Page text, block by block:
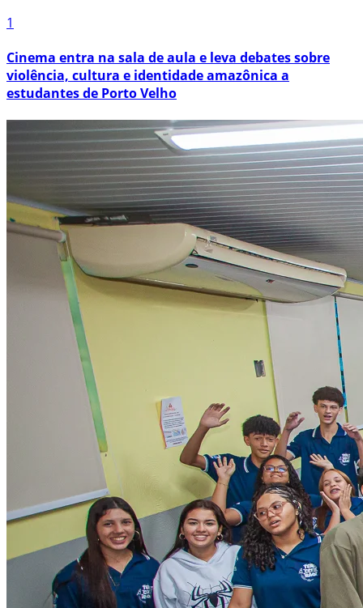
1
Cinema entra na sala de aula e leva debates sobre
violência, cultura e identidade amazônica a
estudantes de Porto Velho